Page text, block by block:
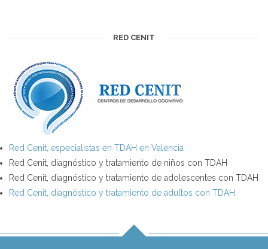
RED CENIT
Red Cenit, especialistas en TDAH en Valencia
Red Cenit, diagnóstico y tratamiento de niños con TDAH
Red Cenit, diagnóstico y tratamiento de adolescentes con TDAH
Red Cenit, diagnóstico y tratamiento de adultos con TDAH